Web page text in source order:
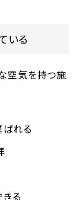
いる
空気を持つ施
れる
る